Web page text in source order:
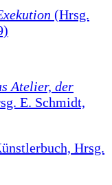
(Hrsg.
Atelier, der
E. Schmidt,
Hrsg.